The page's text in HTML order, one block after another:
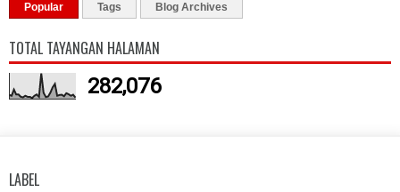
Popular Tags Blog Archives
TOTAL TAYANGAN HALAMAN
282,076
LABEL